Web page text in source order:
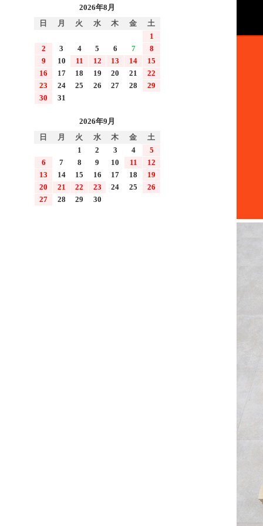
2026年8月
日
月 火 水 木 金
土
1
2
3 4 5 6 7
8
9
10 11 12 13 14
15
16
17 18 19 20 21
22
23
24 25 26 27 28
29
30
31
2026年9月
日
月 火 水 木 金
土
1
2 3 4
5
6
7 8 9 10 11
12
13
14 15 16 17 18
19
20
21 22 23 24 25
26
27
28 29 30